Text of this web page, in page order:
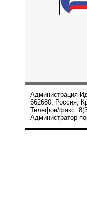
Администрация
662680, Россия,
Телефон/факс:
Администратор